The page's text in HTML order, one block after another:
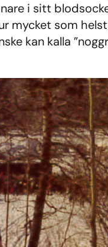
i sitt
som
kan kalla